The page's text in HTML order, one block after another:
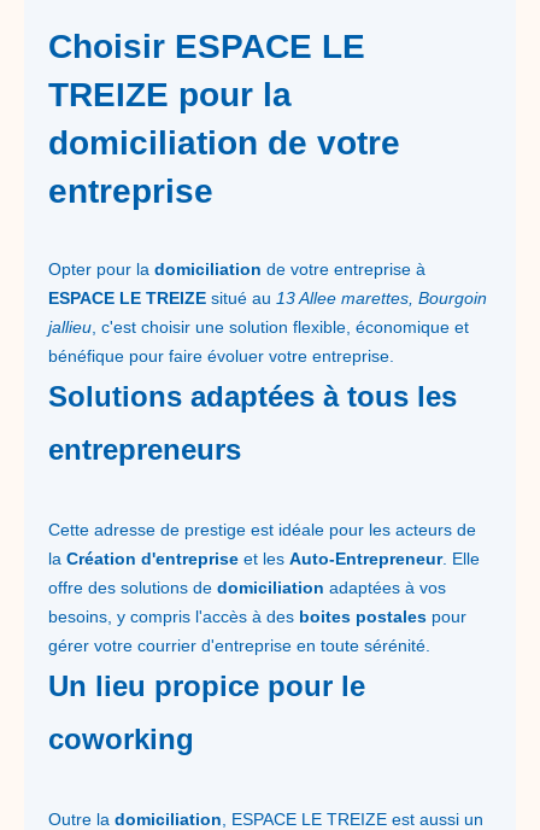
Choisir ESPACE LE
TREIZE pour la
domiciliation de votre
entreprise
Opter pour la domiciliation de votre entreprise à
ESPACE LE TREIZE situé au 13 Allee marettes, Bourgoin
jallieu , c'est choisir une solution flexible, économique et
bénéfique pour faire évoluer votre entreprise.
Solutions adaptées à tous les
entrepreneurs
Cette adresse de prestige est idéale pour les acteurs de
la Création d'entreprise et les Auto-Entrepreneur. Elle
offre des solutions de domiciliation adaptées à vos
besoins, y compris l'accès à des boites postales pour
gérer votre courrier d'entreprise en toute sérénité.
Un lieu propice pour le
coworking
Outre la domiciliation , ESPACE LE TREIZE est aussi un